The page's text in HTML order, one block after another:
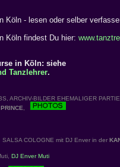
Köln - lesen oder selber
Köln findest Du hier:
in Köln: siehe
Tanzlehrer.
ARCHIV-BILDER EHEMALIGER
,
COLOGNE mit DJ Enver in der
DJ Enver Muti